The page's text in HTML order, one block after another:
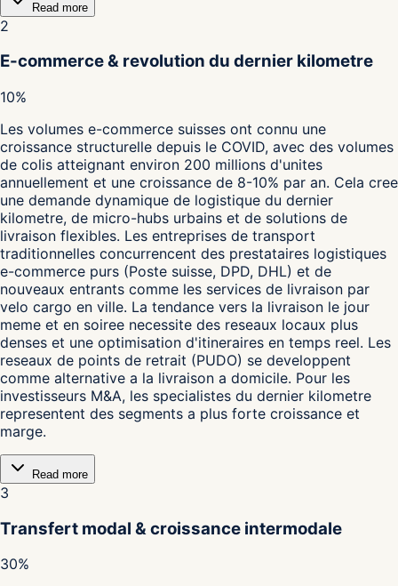
Read more
2
E-commerce & revolution du dernier kilometre
10%
Les volumes e-commerce suisses ont connu une
croissance structurelle depuis le COVID, avec des volumes
de colis atteignant environ 200 millions d'unites
annuellement et une croissance de 8-10% par an. Cela cree
une demande dynamique de logistique du dernier
kilometre, de micro-hubs urbains et de solutions de
livraison flexibles. Les entreprises de transport
traditionnelles concurrencent des prestataires logistiques
e-commerce purs (Poste suisse, DPD, DHL) et de
nouveaux entrants comme les services de livraison par
velo cargo en ville. La tendance vers la livraison le jour
meme et en soiree necessite des reseaux locaux plus
denses et une optimisation d'itineraires en temps reel. Les
reseaux de points de retrait (PUDO) se developpent
comme alternative a la livraison a domicile. Pour les
investisseurs M&A, les specialistes du dernier kilometre
representent des segments a plus forte croissance et
marge.
Read more
3
Transfert modal & croissance intermodale
30%